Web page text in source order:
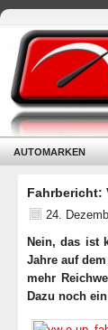
AUTOMARKEN
Fahrbericht:
24.
Nein, das ist
Jahre auf
mehr
Dazu noch